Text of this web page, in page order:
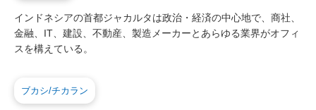
インドネシアの首都ジャカルタは政治・経済の中心地で、商社、
金融、IT、建設、不動産、製造メーカーとあらゆる業界がオフィ
スを構えている。
ブカシ/チカラン